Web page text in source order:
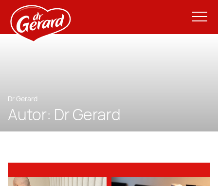
Dr Gerard
Autor: Dr Gerard